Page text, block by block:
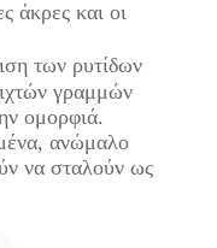
άκρες και οι
των ρυτίδων
γραμμών
ομορφιά.
ανώμαλο
να σταλούν ως